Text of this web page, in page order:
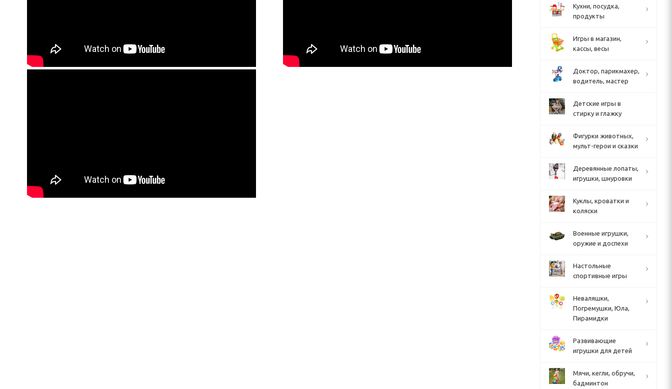
Кухни, посудка,
продукты
Игры в магазин,
кассы, весы
Доктор, парикмахер,
водитель, мастер
Детские игры в
стирку и глажку
Фигурки животных,
мульт-герои и сказки
Деревянные лопаты,
игрушки, шнуровки
Куклы, кроватки и
коляски
Военные игрушки,
оружие и доспехи
Настольные
спортивные игры
Неваляшки,
Погремушки, Юла,
Пирамидки
Развивающие
игрушки для детей
Мячи, кегли, обручи,
бадминтон